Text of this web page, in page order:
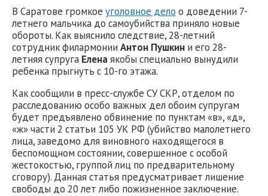
В Саратове громкое уголовное дело о доведении 7-
летнего мальчика до самоубийства приняло новые
обороты. Как выяснило следствие, 28-летний
сотрудник филармонии Антон Пушкин и его 28-
летняя супруга Еленаякобы специально вынудили
ребенка прыгнуть с 10-го этажа.
Как сообщили в пресс-службе СУ СКР, отделом по
расследованию особо важных дел обоим супругам
будет предъявлено обвинение по пунктам «в», «д»,
«ж» части 2 статьи 105 УК РФ (убийство малолетнего
лица, заведомо для виновного находящегося в
беспомощном состоянии, совершенное с особой
жестокостью, группой лиц по предварительному
сговору). Данная статья предусматривает лишение
свободы до 20 лет либо пожизненное заключение.